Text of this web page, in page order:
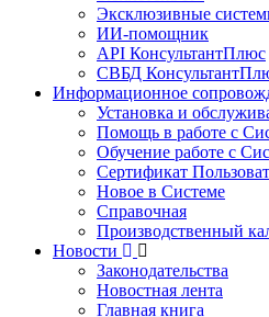
Эксклюзивные
ИИ-помощник
API КонсультантПлюс
СВБД
Информационное
Установка и
Помощь в работе с
Обучение работе с
Сертификат
Новое в Системе
Справочная
Производственный
Новости
Законодательства
Новостная лента
Главная книга